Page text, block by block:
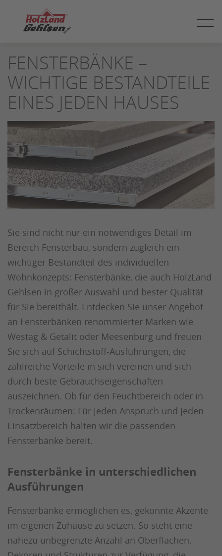
SEITENINHALT
SPRINGEN
FENSTERBÄNKE –
WICHTIGE BESTANDTEILE
EINES JEDEN HAUSES
Sie sind nicht nur ein notwendiges Detail im
Bereich Fensterbau, sondern zugleich ein
wichtiger Bestandteil des individuellen
Wohnkonzepts: Fensterbänke, die auch HolzLand
Gehlsen in großer Auswahl und bester Qualität
für Sie bereithält. Entdecken Sie unser Angebot
an Fensterbänken renommierter Marken wie
Westag & Getalit oder Meesenburg und freuen
Sie sich auf Schichtstoff-Ausführungen, die
zahlreiche Vorteile in sich vereinen und sich
durch beste Gebrauchseigenschaften
auszeichnen. Ob für den Feuchtbereich oder in
Trockenräumen: Für jeden Anspruch und jeden
Einsatzbereich halten wir die passenden
Fensterbänke bereit.
Fensterbänke in unterschiedlichen
Ausführungen
Fensterbänke ermöglichen es, gekonnte Akzente
im eigenen Zuhause zu setzen. So steht eine
nahezu unbegrenzte Anzahl an Oberflächen,